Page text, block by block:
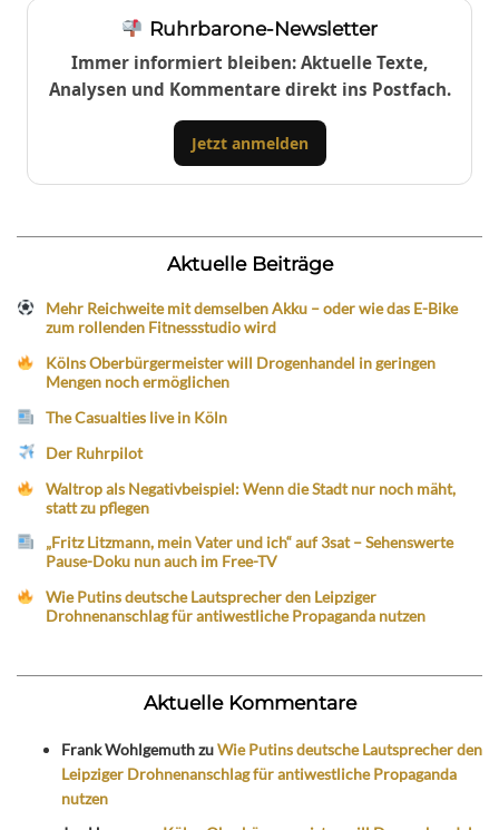
Ruhrbarone-Newsletter
Immer informiert bleiben: Aktuelle Texte,
Analysen und Kommentare direkt ins Postfach.
Jetzt anmelden
Aktuelle Beiträge
Mehr Reichweite mit demselben Akku – oder wie das E-Bike
zum rollenden Fitnessstudio wird
Kölns Oberbürgermeister will Drogenhandel in geringen
Mengen noch ermöglichen
The Casualties live in Köln
Der Ruhrpilot
Waltrop als Negativbeispiel: Wenn die Stadt nur noch mäht,
statt zu pflegen
„Fritz Litzmann, mein Vater und ich“ auf 3sat – Sehenswerte
Pause-Doku nun auch im Free-TV
Wie Putins deutsche Lautsprecher den Leipziger
Drohnenanschlag für antiwestliche Propaganda nutzen
Aktuelle Kommentare
Frank WohlgemuthzuWie Putins deutsche Lautsprecher den
Leipziger Drohnenanschlag für antiwestliche Propaganda
nutzen